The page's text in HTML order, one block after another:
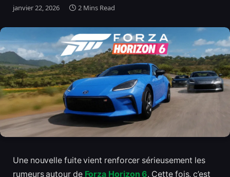
janvier 22, 2026 2 Mins Read
Une nouvelle fuite vient renforcer sérieusement les
rumeurs autour de Forza Horizon 6. Cette fois, c’est